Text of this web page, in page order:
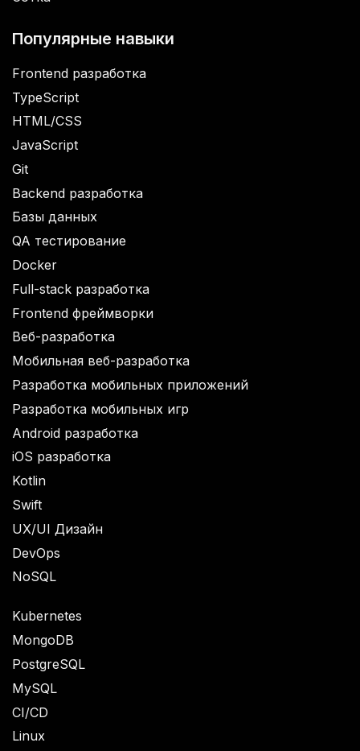
Популярные навыки
Frontend разработка
TypeScript
HTML/CSS
JavaScript
Git
Backend разработка
Базы данных
QA тестирование
Docker
Full-stack разработка
Frontend фреймворки
Веб-разработка
Мобильная веб-разработка
Разработка мобильных приложений
Разработка мобильных игр
Android разработка
iOS разработка
Kotlin
Swift
UX/UI Дизайн
DevOps
NoSQL
Kubernetes
MongoDB
PostgreSQL
MySQL
CI/CD
Linux